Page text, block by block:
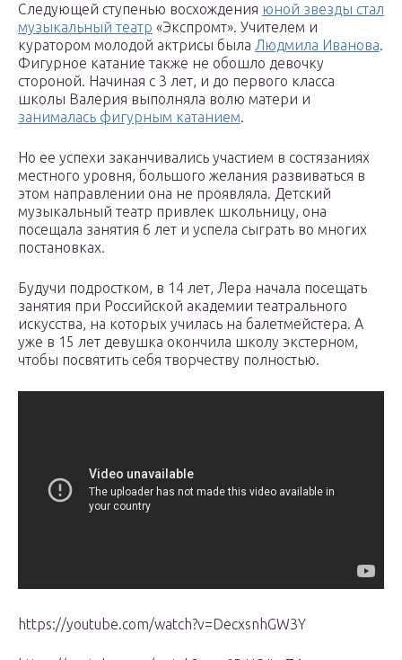
Следующей ступенью восхождения юной звезды стал
музыкальный театр «Экспромт». Учителем и
куратором молодой актрисы была Людмила Иванова.
Фигурное катание также не обошло девочку
стороной. Начиная с 3 лет, и до первого класса
школы Валерия выполняла волю матери и
занималась фигурным катанием.
Но ее успехи заканчивались участием в состязаниях
местного уровня, большого желания развиваться в
этом направлении она не проявляла. Детский
музыкальный театр привлек школьницу, она
посещала занятия 6 лет и успела сыграть во многих
постановках.
Будучи подростком, в 14 лет, Лера начала посещать
занятия при Российской академии театрального
искусства, на которых училась на балетмейстера. А
уже в 15 лет девушка окончила школу экстерном,
чтобы посвятить себя творчеству полностью.
https://youtube.com/watch?v=DecxsnhGW3Y